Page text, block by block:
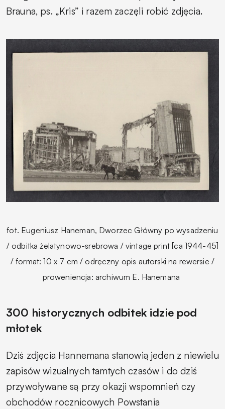
Brauna, ps. „Kris” i razem zaczęli robić zdjęcia.
fot. Eugeniusz Haneman, Dworzec Główny po wysadzeniu
/ odbitka żelatynowo-srebrowa / vintage print [ca 1944-45]
/ format: 10 x 7 cm / odręczny opis autorski na rewersie /
proweniencja: archiwum E. Hanemana
300 historycznych odbitek idzie pod
młotek
Dziś zdjęcia Hannemana stanowią jeden z niewielu
zapisów wizualnych tamtych czasów i do dziś
przywoływane są przy okazji wspomnień czy
obchodów rocznicowych Powstania